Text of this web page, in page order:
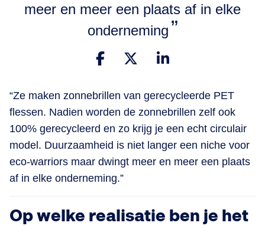
meer en meer een plaats af in elke
onderneming
“Ze maken zonnebrillen van gerecycleerde PET
flessen. Nadien worden de zonnebrillen zelf ook
100% gerecycleerd en zo krijg je een echt circulair
model. Duurzaamheid is niet langer een niche voor
eco-warriors maar dwingt meer en meer een plaats
af in elke onderneming.”
Op welke realisatie ben je het